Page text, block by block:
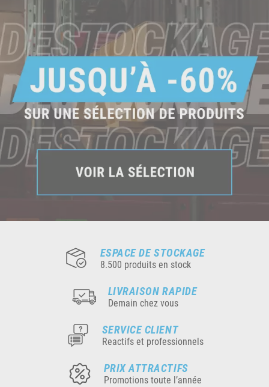
ESPACE DE STOCKAGE
8.500 produits en stock
LIVRAISON RAPIDE
Demain chez vous
SERVICE CLIENT
Reactifs et professionnels
PRIX ATTRACTIFS
Promotions toute l’année